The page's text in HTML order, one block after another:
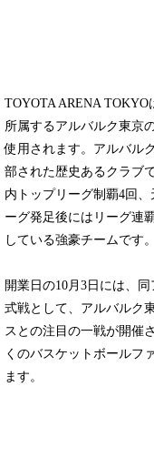
TOYOTA ARENA TOKYO
所属するアルバルク東京
使用されます。アルバル
部された歴史あるクラブ
内トップリーグ制覇4回、
ーグ発足後にはリーグ連
している強豪チームです。
開業日の10月3日には、
式戦として、アルバルク
スとの注目の一戦が開催
くのバスケットボールフ
ます。